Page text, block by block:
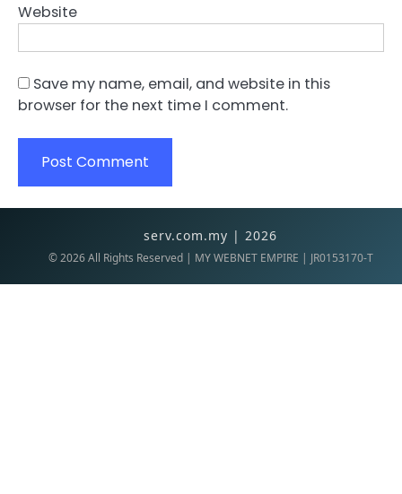
Website
Save my name, email, and website in this
browser for the next time I comment.
serv.com.my | 2026
©2026All Rights Reserved | MY WEBNET EMPIRE | JR0153170-T